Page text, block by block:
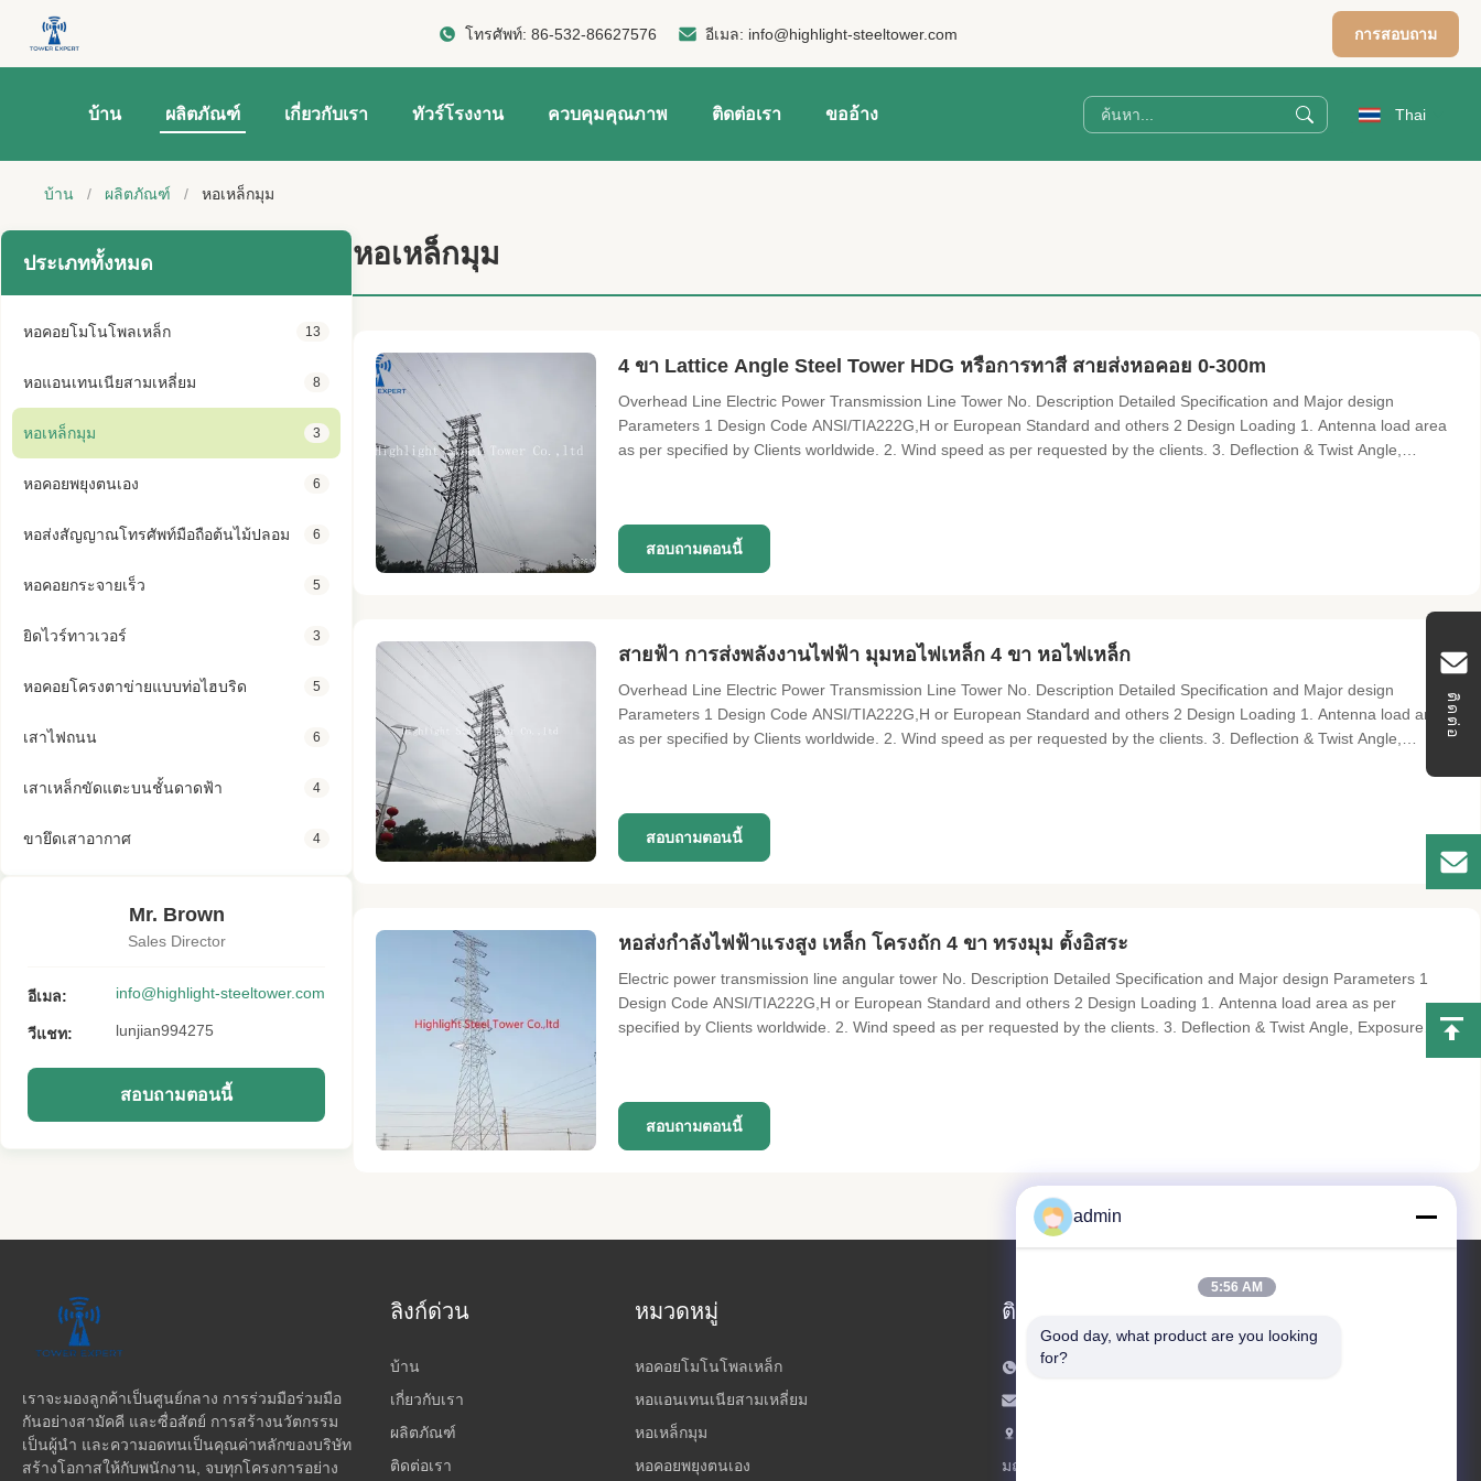
โทรศัพท์: 86-532-86627576 อีเมล: info@highlight-steeltower.com การสอบถาม
บ้าน ผลิตภัณฑ์ เกี่ยวกับเรา ทัวร์โรงงาน ควบคุมคุณภาพ ติดต่อเรา ขออ้าง Thai
ติดต่อ
บ้าน / ผลิตภัณฑ์ / หอเหล็กมุม
ประเภททั้งหมด
หอคอยโมโนโพลเหล็ก 13
หอแอนเทนเนียสามเหลี่ยม 8
หอเหล็กมุม 3
หอคอยพยุงตนเอง 6
หอส่งสัญญาณโทรศัพท์มือถือต้นไม้ปลอม 6
หอคอยกระจายเร็ว 5
ยิดไวร์ทาวเวอร์ 3
หอคอยโครงตาข่ายแบบท่อไฮบริด 5
เสาไฟถนน 6
เสาเหล็กขัดแตะบนชั้นดาดฟ้า 4
ขายึดเสาอากาศ 4
Mr. Brown
Sales Director
อีเมล: info@highlight-steeltower.com
วีแชท: lunjian994275
สอบถามตอนนี้
หอเหล็กมุม
4 ขา Lattice Angle Steel Tower HDG หรือการทาสี สายส่งหอคอย 0-300m
Overhead Line Electric Power Transmission Line Tower No. Description Detailed Specification and Major design
Parameters 1 Design Code ANSI/TIA222G,H or European Standard and others 2 Design Loading 1. Antenna load area
as per specified by Clients worldwide. 2. Wind speed as per requested by the clients. 3. Deflection & Twist Angle,
สอบถามตอนนี้
สายฟ้า การส่งพลังงานไฟฟ้า มุมหอไฟเหล็ก 4 ขา หอไฟเหล็ก
Overhead Line Electric Power Transmission Line Tower No. Description Detailed Specification and Major design
Parameters 1 Design Code ANSI/TIA222G,H or European Standard and others 2 Design Loading 1. Antenna load area
as per specified by Clients worldwide. 2. Wind speed as per requested by the clients. 3. Deflection & Twist Angle,
สอบถามตอนนี้
หอส่งกำลังไฟฟ้าแรงสูง เหล็ก โครงถัก 4 ขา ทรงมุม ตั้งอิสระ
Electric power transmission line angular tower No. Description Detailed Specification and Major design Parameters 1
Design Code ANSI/TIA222G,H or European Standard and others 2 Design Loading 1. Antenna load area as per
specified by Clients worldwide. 2. Wind speed as per requested by the clients. 3. Deflection & Twist Angle, Exposure
สอบถามตอนนี้
เราจะมองลูกค้าเป็นศูนย์กลาง การร่วมมือร่วมมือ
กันอย่างสามัคคี และซื่อสัตย์ การสร้างนวัตกรรม
เป็นผู้นํา และความอดทนเป็นคุณค่าหลักของบริษัท
สร้างโอกาสให้กับพนักงาน, จบทุกโครงการอย่าง
ลิงก์ด่วน
บ้าน
เกี่ยวกับเรา
ผลิตภัณฑ์
ติดต่อเรา
หมวดหมู่
หอคอยโมโนโพลเหล็ก
หอแอนเทนเนียสามเหลี่ยม
หอเหล็กมุม
หอคอยพยุงตนเอง
ติดต่อเรา
โทรศัพท์: 86-532-86627576
มณฑลซานตง ประเทศจีน
admin
5:56 AM
Good day, what product are you looking
for?